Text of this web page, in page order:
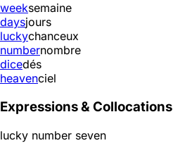
weeksemaine
daysjours
luckychanceux
numbernombre
dicedés
heavenciel
Expressions & Collocations
lucky number seven